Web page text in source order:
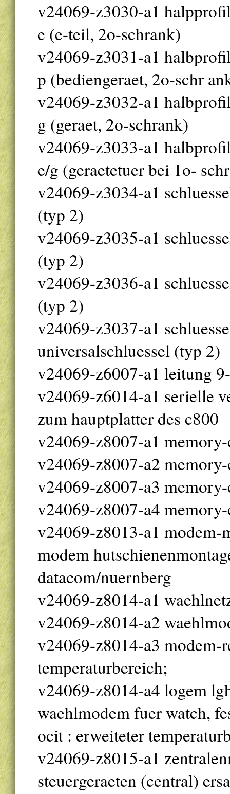
v24069-z3030-a1
e (e-teil, 2o-schrank)
v24069-z3031-a1
p (bediengeraet, 2o-schr
v24069-z3032-a1
g (geraet, 2o-schrank)
v24069-z3033-a1
e/g (geraetetuer bei 1o-
v24069-z3034-a1
(typ 2)
v24069-z3035-a1
(typ 2)
v24069-z3036-a1
(typ 2)
v24069-z3037-a1
universalschluessel (typ 2)
v24069-z6007-a1 leitung
v24069-z6014-a1 serielle
zum hauptplatter des c800
v24069-z8007-a1
v24069-z8007-a2
v24069-z8007-a3
v24069-z8007-a4
v24069-z8013-a1 modem-
modem
datacom/nuernberg
v24069-z8014-a1
v24069-z8014-a2
v24069-z8014-a3
temperaturbereich;
v24069-z8014-a4 logem
waehlmodem fuer watch,
ocit : erweiteter
v24069-z8015-a1
steuergeraeten (central)